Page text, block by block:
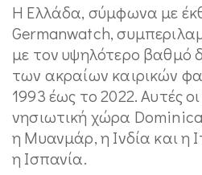
Η Ελλάδα, σύμφωνα με
Germanwatch,
με τον υψηλότερο βαθμό
των ακραίων καιρικών
1993 έως το 2022. Αυτές
νησιωτική χώρα
η Μυανμάρ, η Ινδία και η
η Ισπανία.